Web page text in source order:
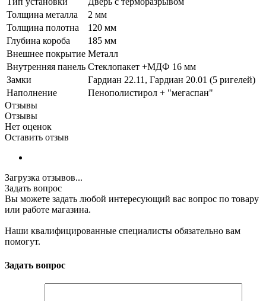
Толщина металла
2 мм
Толщина полотна
120 мм
Глубина короба
185 мм
Внешнее покрытие Металл
Внутренняя панель Стеклопакет +МДФ 16 мм
Замки
Гардиан 22.11, Гардиан 20.01 (5 ригелей)
Наполнение
Пенополистирол + "мегаспан"
Отзывы
Отзывы
Нет оценок
Оставить отзыв
Загрузка отзывов...
Задать вопрос
Вы можете задать любой интересующий вас вопрос по товару
или работе магазина.
Наши квалифицированные специалисты обязательно вам
помогут.
Задать вопрос